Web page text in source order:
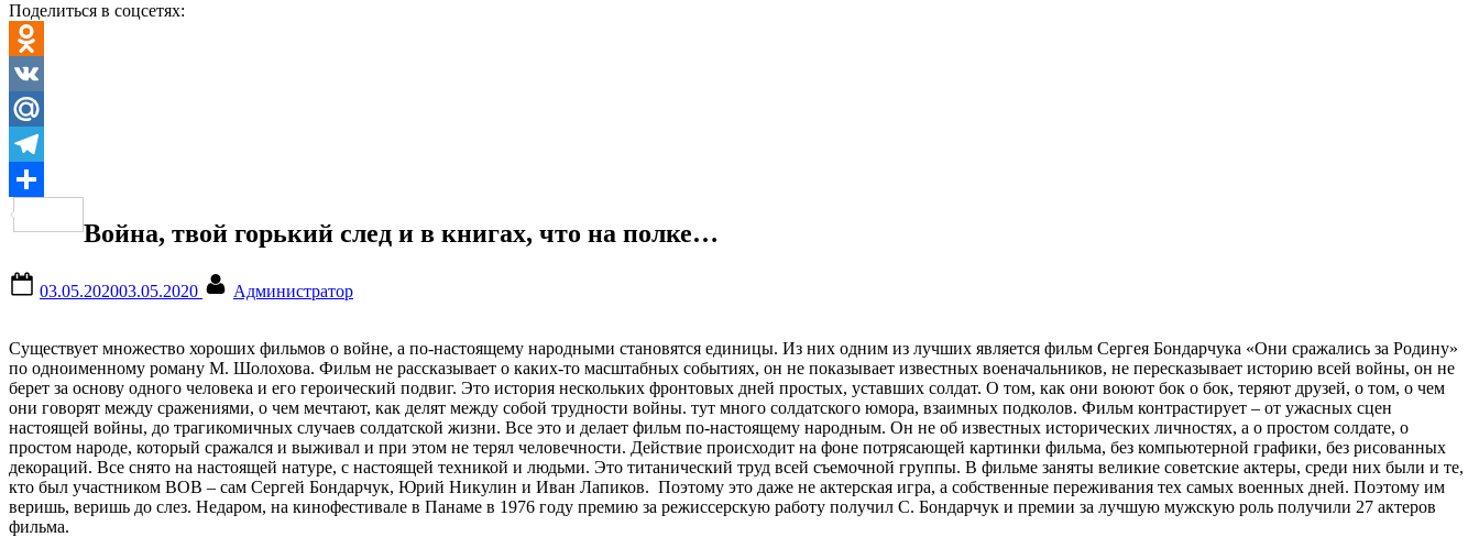
Поделиться в соцсетях:
Odnoklassniki
VK
Mail.Ru
Telegram
Война, твой горький след и в книгах, что на полке…
on
03.05.202003.05.2020 Администратор
Существует множество хороших фильмов о войне, а по-настоящему народными становятся единицы. Из них одним из лучших является фильм Сергея Бондарчука «Они сражались за Родину»
по одноименному роману М. Шолохова. Фильм не рассказывает о каких-то масштабных событиях, он не показывает известных военачальников, не пересказывает историю всей войны, он не
берет за основу одного человека и его героический подвиг. Это история нескольких фронтовых дней простых, уставших солдат. О том, как они воюют бок о бок, теряют друзей, о том, о чем
они говорят между сражениями, о чем мечтают, как делят между собой трудности войны. тут много солдатского юмора, взаимных подколов. Фильм контрастирует – от ужасных сцен
настоящей войны, до трагикомичных случаев солдатской жизни. Все это и делает фильм по-настоящему народным. Он не об известных исторических личностях, а о простом солдате, о
простом народе, который сражался и выживал и при этом не терял человечности. Действие происходит на фоне потрясающей картинки фильма, без компьютерной графики, без рисованных
декораций. Все снято на настоящей натуре, с настоящей техникой и людьми. Это титанический труд всей съемочной группы. В фильме заняты великие советские актеры, среди них были и те,
кто был участником ВОВ – сам Сергей Бондарчук, Юрий Никулин и Иван Лапиков. Поэтому это даже не актерская игра, а собственные переживания тех самых военных дней. Поэтому им
веришь, веришь до слез. Недаром, на кинофестивале в Панаме в 1976 году премию за режиссерскую работу получил С. Бондарчук и премии за лучшую мужскую роль получили 27 актеров
фильма.